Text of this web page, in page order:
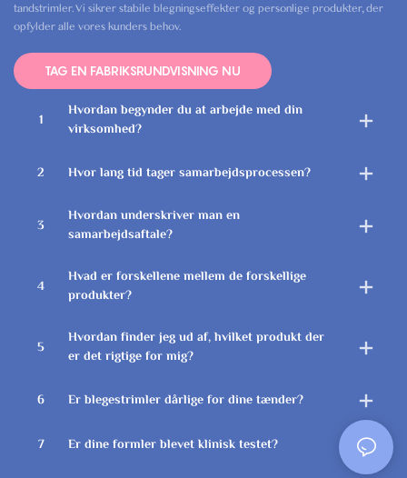
tandstrimler. Vi sikrer stabile blegningseffekter og personlige produkter, der
opfylder alle vores kunders behov.
TAG EN FABRIKSRUNDVISNING NU
1
Hvordan begynder du at arbejde med din
virksomhed?
2 Hvor lang tid tager samarbejdsprocessen?
3
Hvordan underskriver man en
samarbejdsaftale?
4
Hvad er forskellene mellem de forskellige
produkter?
5
Hvordan finder jeg ud af, hvilket produkt der
er det rigtige for mig?
6 Er blegestrimler dårlige for dine tænder?
7 Er dine formler blevet klinisk testet?